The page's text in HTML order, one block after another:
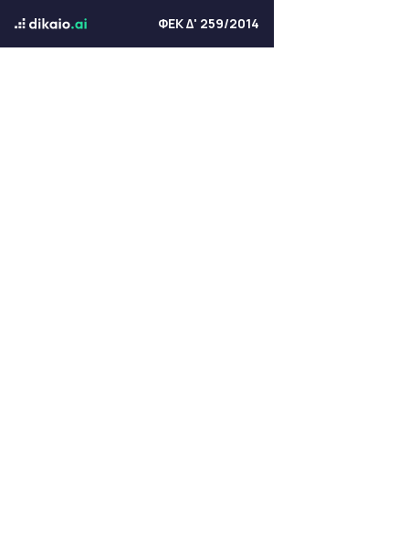
ΦΕΚ Δ' 259/2014